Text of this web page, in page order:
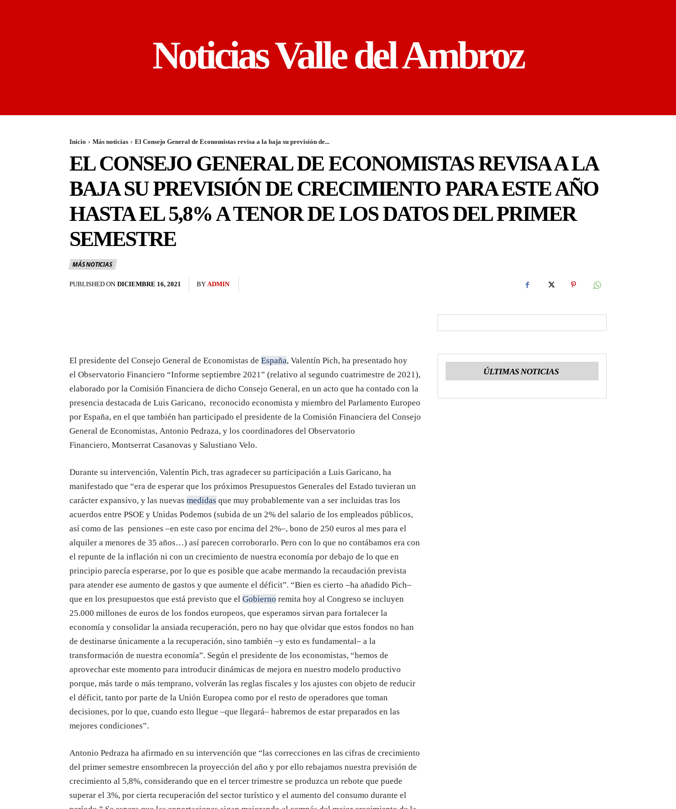
Noticias Valle del Ambroz
Inicio Más noticias El Consejo General de Economistas revisa a la baja su previsión de...
EL CONSEJO GENERAL DE ECONOMISTAS REVISA A LA
BAJA SU PREVISIÓN DE CRECIMIENTO PARA ESTE AÑO
HASTA EL 5,8% A TENOR DE LOS DATOS DEL PRIMER
SEMESTRE
MÁS NOTICIAS
PUBLISHED ON DICIEMBRE 16, 2021 BY ADMIN
El presidente del Consejo General de Economistas de España, Valentín Pich, ha presentado hoy
el Observatorio Financiero “Informe septiembre 2021” (relativo al segundo cuatrimestre de 2021),
elaborado por la Comisión Financiera de dicho Consejo General, en un acto que ha contado con la
presencia destacada de Luis Garicano, reconocido economista y miembro del Parlamento Europeo
por España, en el que también han participado el presidente de la Comisión Financiera del Consejo
General de Economistas, Antonio Pedraza, y los coordinadores del Observatorio
Financiero, Montserrat Casanovas y Salustiano Velo.
Durante su intervención, Valentín Pich, tras agradecer su participación a Luis Garicano, ha
manifestado que “era de esperar que los próximos Presupuestos Generales del Estado tuvieran un
carácter expansivo, y las nuevas medidas que muy probablemente van a ser incluidas tras los
acuerdos entre PSOE y Unidas Podemos (subida de un 2% del salario de los empleados públicos,
así como de las pensiones –en este caso por encima del 2%–, bono de 250 euros al mes para el
alquiler a menores de 35 años…) así parecen corroborarlo. Pero con lo que no contábamos era con
el repunte de la inflación ni con un crecimiento de nuestra economía por debajo de lo que en
principio parecía esperarse, por lo que es posible que acabe mermando la recaudación prevista
para atender ese aumento de gastos y que aumente el déficit”. “Bien es cierto –ha añadido Pich–
que en los presupuestos que está previsto que el Gobierno remita hoy al Congreso se incluyen
25.000 millones de euros de los fondos europeos, que esperamos sirvan para fortalecer la
economía y consolidar la ansiada recuperación, pero no hay que olvidar que estos fondos no han
de destinarse únicamente a la recuperación, sino también –y esto es fundamental– a la
transformación de nuestra economía”. Según el presidente de los economistas, “hemos de
aprovechar este momento para introducir dinámicas de mejora en nuestro modelo productivo
porque, más tarde o más temprano, volverán las reglas fiscales y los ajustes con objeto de reducir
el déficit, tanto por parte de la Unión Europea como por el resto de operadores que toman
decisiones, por lo que, cuando esto llegue –que llegará– habremos de estar preparados en las
mejores condiciones”.
Antonio Pedraza ha afirmado en su intervención que “las correcciones en las cifras de crecimiento
del primer semestre ensombrecen la proyección del año y por ello rebajamos nuestra previsión de
crecimiento al 5,8%, considerando que en el tercer trimestre se produzca un rebote que puede
superar el 3%, por cierta recuperación del sector turístico y el aumento del consumo durante el
ÚLTIMAS NOTICIAS